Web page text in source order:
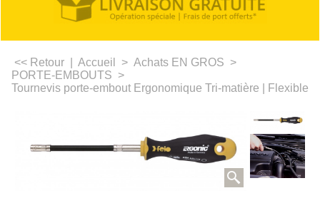
<< Retour Accueil > Achats EN GROS >
PORTE-EMBOUTS >
Tournevis porte-embout Ergonomique Tri-matière | Flexible |